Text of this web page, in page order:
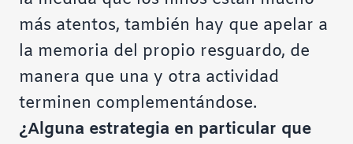
más atentos, también hay que apelar a
la memoria del propio resguardo, de
manera que una y otra actividad
terminen complementándose.
¿Alguna estrategia en particular que